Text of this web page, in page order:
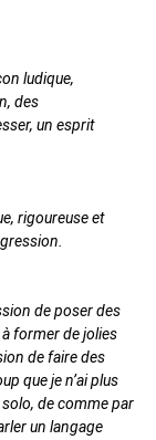
ludique,
des
un esprit
rigoureuse et
de poser des
former de jolies
de faire des
que je n’ai plus
de comme par
un langage